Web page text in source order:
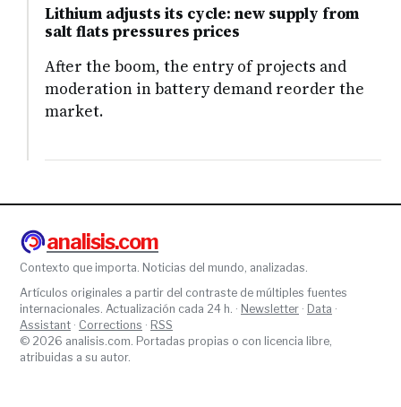
Lithium adjusts its cycle: new supply from
salt flats pressures prices
After the boom, the entry of projects and
moderation in battery demand reorder the
market.
analisis.com
Contexto que importa. Noticias del mundo, analizadas.
Artículos originales a partir del contraste de múltiples fuentes
internacionales. Actualización cada 24 h. · Newsletter · Data ·
Assistant · Corrections · RSS
© 2026 analisis.com. Portadas propias o con licencia libre,
atribuidas a su autor.